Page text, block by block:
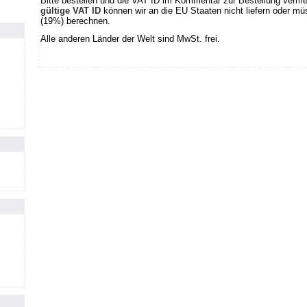
gültige VAT ID können wir an die EU Staaten nicht liefern oder
(19%) berechnen.
Alle anderen Länder der Welt sind MwSt. frei.